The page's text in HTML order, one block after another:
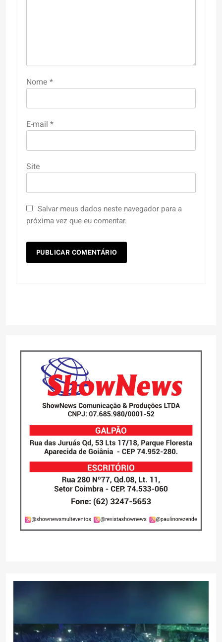
Nome *
E-mail *
Site
Salvar meus dados neste navegador para a
próxima vez que eu comentar.